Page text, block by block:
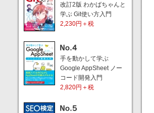
改訂2版 わかばちゃんと
学ぶ Git使い方入門
2,230円＋税
手を動かして学ぶ
Google AppSheet ノー
コード開発入門
2,820円＋税